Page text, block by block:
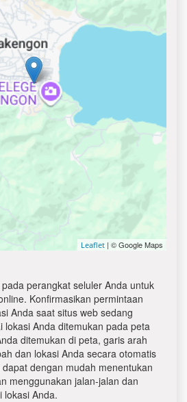
Leaflet | © Google Maps
perangkat seluler Anda untuk
Konfirmasikan permintaan
Anda saat situs web sedang
lokasi Anda ditemukan pada peta
ditemukan di peta, garis arah
dan lokasi Anda secara otomatis
dengan mudah menentukan
menggunakan jalan-jalan dan
lokasi Anda.